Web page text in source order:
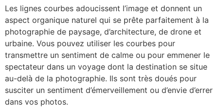
Les lignes courbes adoucissent l’image et donnent un
aspect organique naturel qui se prête parfaitement à la
photographie de paysage, d’architecture, de drone et
urbaine. Vous pouvez utiliser les courbes pour
transmettre un sentiment de calme ou pour emmener le
spectateur dans un voyage dont la destination se situe
au-delà de la photographie. Ils sont très doués pour
susciter un sentiment d’émerveillement ou d’envie d’errer
dans vos photos.